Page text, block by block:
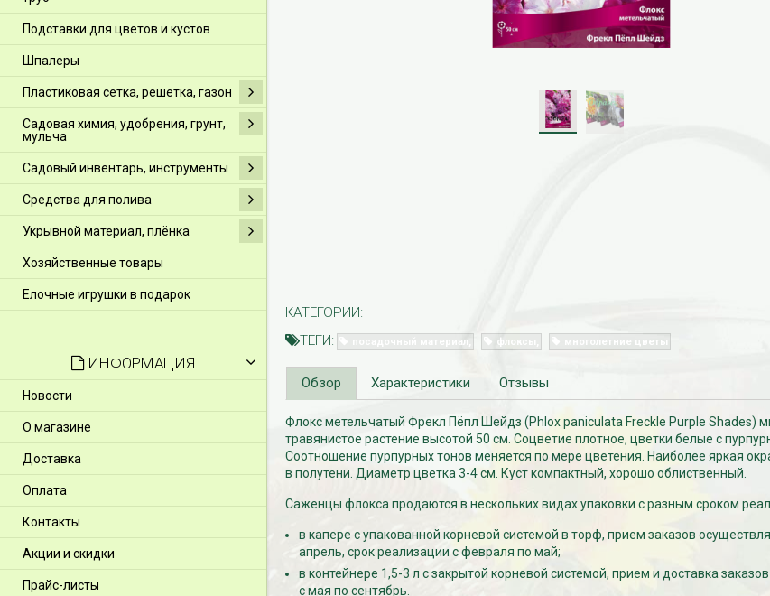
Подставки для цветов и кустов
Шпалеры
Пластиковая сетка, решетка, газон
Садовая химия, удобрения, грунт,
мульча
Садовый инвентарь, инструменты
Средства для полива
Укрывной материал, плёнка
Хозяйственные товары
Елочные игрушки в подарок
ИНФОРМАЦИЯ
Новости
О магазине
Доставка
Оплата
Контакты
Акции и скидки
Прайс-листы
КАТЕГОРИИ:
ТЕГИ:
посадочный материал флоксы многолетние цветы
Обзор Характеристики Отзывы
Флокс метельчатый Фрекл Пёпл Шейдз (Phlox paniculata Freckle Purple Shades)
травянистое растение высотой 50 см. Соцветие плотное, цветки белые с
Соотношение пурпурных тонов меняется по мере цветения. Наиболее яркая
в полутени. Диаметр цветка 3-4 см. Куст компактный, хорошо облиственный.
Саженцы флокса продаются в нескольких видах упаковки с разным сроком
в капере с упакованной корневой системой в торф, прием заказов
апрель, срок реализации с февраля по май;
в контейнере 1,5-3 л с закрытой корневой системой, прием и доставка
с мая по сентябрь.